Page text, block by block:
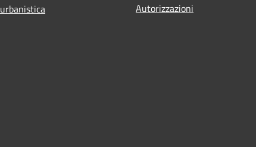
Autorizzazioni